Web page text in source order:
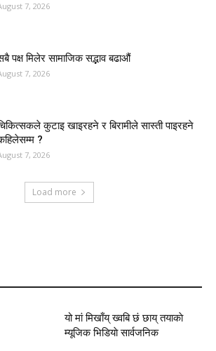
7, 2026
पक्ष मिलेर सामाजिक सद्भाव बढाऔं
7, 2026
कुटाइ खाइरहने र बिरामीले सास्ती पाइरहने
?
7, 2026
Load more
यो मां मिखाँय् ख्वबि छं छाय् तयाकाे
म्यूजिक भिडियाे सार्वजनिक